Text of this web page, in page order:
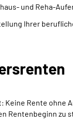
und Reha-
Ihrer
Keine Rente ohne
Rentenbeginn zu